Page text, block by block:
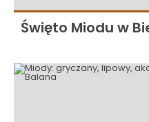
Święto Miodu w